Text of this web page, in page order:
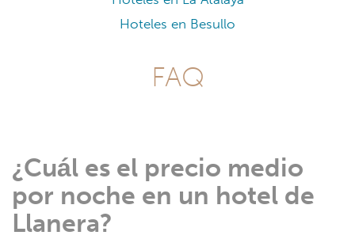
Hoteles en Besullo
FAQ
¿Cuál es el precio medio
por noche en un hotel de
Llanera?